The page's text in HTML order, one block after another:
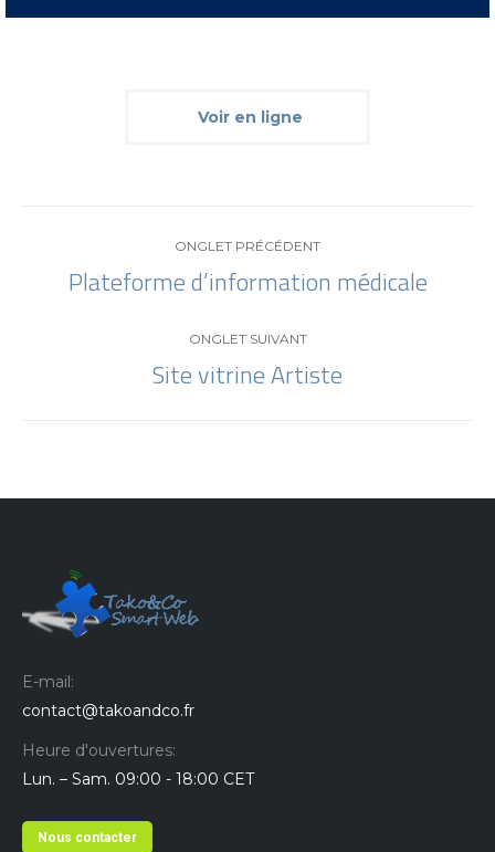
Voir en ligne
Navigation
commentaire
ONGLET PRÉCÉDENT
Onglet
Plateforme d’information médicale
ONGLET SUIVANT
Projets
Site vitrine Artiste
E-mail:
contact@takoandco.fr
Heure d'ouvertures:
Lun. – Sam. 09:00 - 18:00 CET
Nous contacter